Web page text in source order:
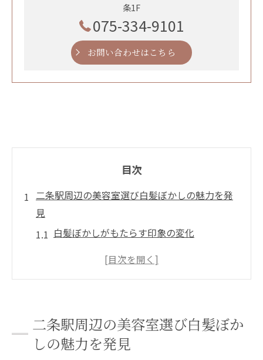
条1F
075-334-9101
お問い合わせはこちら
目次
二条駅周辺の美容室選び白髪ぼかしの魅力を発
見
白髪ぼかしがもたらす印象の変化
二条駅でのおすすめサロンの特徴
予算に合わせた白髪ぼかしプラン
白髪ぼかしのプロが集う美容室で自然なスタイ
二条駅周辺の美容室選び白髪ぼか
しの魅力を発見